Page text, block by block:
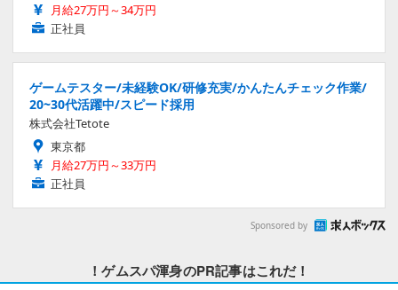
月給27万円～34万円
正社員
ゲームテスター/未経験OK/研修充実/かんたんチェック作業/
20~30代活躍中/スピード採用
株式会社Tetote
東京都
月給27万円～33万円
正社員
Sponsored by
！ゲムスパ渾身のPR記事はこれだ！